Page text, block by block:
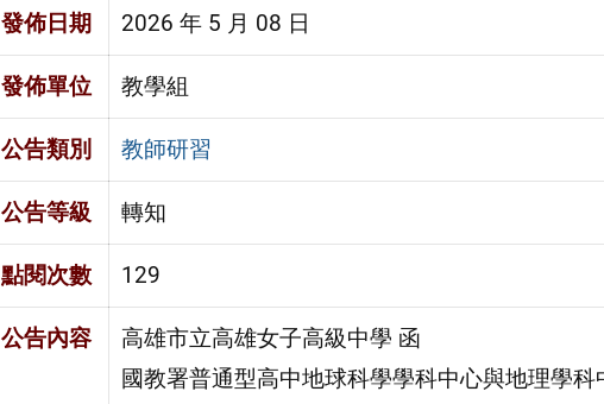
發佈日期 2026 年 5 月 08 日
發佈單位 教學組
公告類別 教師研習
公告等級 轉知
點閱次數 129
公告內容
高雄市立高雄女子高級中學 函
國教署普通型高中地球科學學科中心與地理學科